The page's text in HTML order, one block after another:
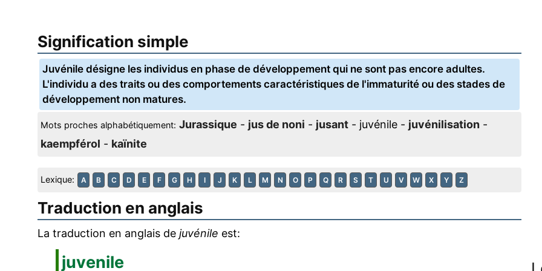
Signification simple
Juvénile désigne les individus en phase de développement qui ne sont pas encore adultes.
L'individu a des traits ou des comportements caractéristiques de l'immaturité ou des stades de
développement non matures.
Mots proches alphabétiquement: Jurassique - jus de noni - jusant - juvénile - juvénilisation -
kaempférol - kaïnite
Lexique: A B C D E F G H I J K L M N O P Q R S T U V W X Y Z
Traduction en anglais
La traduction en anglais de juvénile est:
juvenile